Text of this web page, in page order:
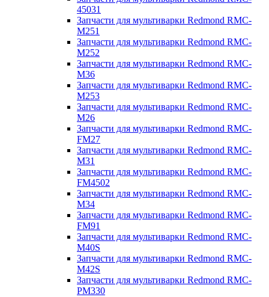
45031
Запчасти для мультиварки Redmond RMC-
M251
Запчасти для мультиварки Redmond RMC-
M252
Запчасти для мультиварки Redmond RMC-
M36
Запчасти для мультиварки Redmond RMC-
M253
Запчасти для мультиварки Redmond RMC-
M26
Запчасти для мультиварки Redmond RMC-
FM27
Запчасти для мультиварки Redmond RMC-
M31
Запчасти для мультиварки Redmond RMC-
FM4502
Запчасти для мультиварки Redmond RMC-
M34
Запчасти для мультиварки Redmond RMC-
FM91
Запчасти для мультиварки Redmond RMC-
M40S
Запчасти для мультиварки Redmond RMC-
M42S
Запчасти для мультиварки Redmond RMC-
PM330